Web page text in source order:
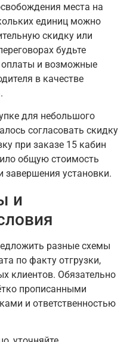
места на
единиц можно
скидку или
будьте
оплаты и возможные
в качестве
для небольшого
согласовать скидку
при заказе 15 кабин
общую стоимость
завершения установки.
и
разные схемы
по факту отгрузки,
клиентов. Обязательно
прописанными
и ответственностью